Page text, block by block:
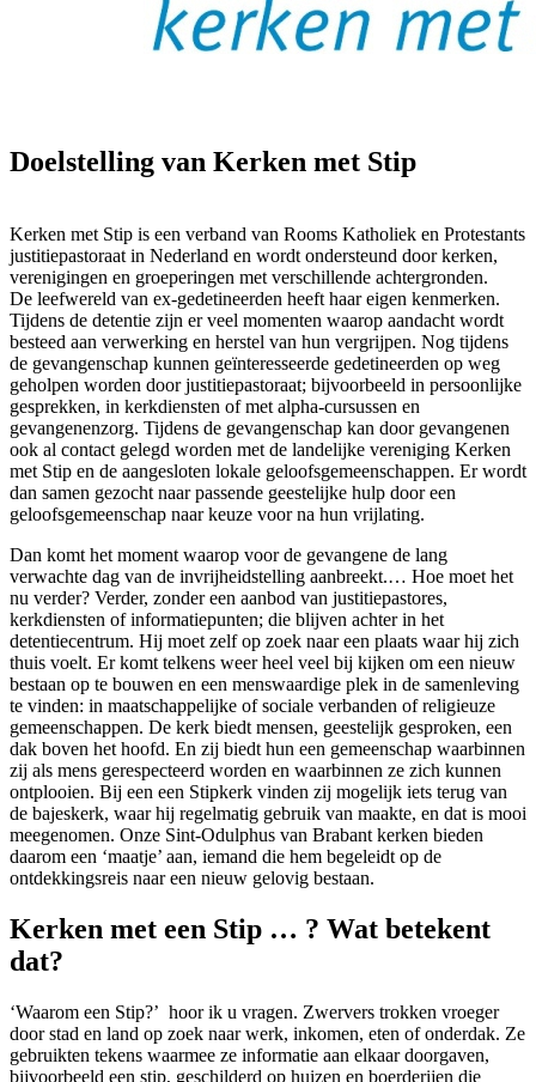
Doelstelling van Kerken met Stip
Kerken met Stip is een verband van Rooms Katholiek en Protestants
justitiepastoraat in Nederland en wordt ondersteund door kerken,
verenigingen en groeperingen met verschillende achtergronden.
De leefwereld van ex-gedetineerden heeft haar eigen kenmerken.
Tijdens de detentie zijn er veel momenten waarop aandacht wordt
besteed aan verwerking en herstel van hun vergrijpen. Nog tijdens
de gevangenschap kunnen geïnteresseerde gedetineerden op weg
geholpen worden door justitiepastoraat; bijvoorbeeld in persoonlijke
gesprekken, in kerkdiensten of met alpha-cursussen en
gevangenenzorg. Tijdens de gevangenschap kan door gevangenen
ook al contact gelegd worden met de landelijke vereniging Kerken
met Stip en de aangesloten lokale geloofsgemeenschappen. Er wordt
dan samen gezocht naar passende geestelijke hulp door een
geloofsgemeenschap naar keuze voor na hun vrijlating.
Dan komt het moment waarop voor de gevangene de lang
verwachte dag van de invrijheidstelling aanbreekt.… Hoe moet het
nu verder? Verder, zonder een aanbod van justitiepastores,
kerkdiensten of informatiepunten; die blijven achter in het
detentiecentrum. Hij moet zelf op zoek naar een plaats waar hij zich
thuis voelt. Er komt telkens weer heel veel bij kijken om een nieuw
bestaan op te bouwen en een menswaardige plek in de samenleving
te vinden: in maatschappelijke of sociale verbanden of religieuze
gemeenschappen. De kerk biedt mensen, geestelijk gesproken, een
dak boven het hoofd. En zij biedt hun een gemeenschap waarbinnen
zij als mens gerespecteerd worden en waarbinnen ze zich kunnen
ontplooien. Bij een een Stipkerk vinden zij mogelijk iets terug van
de bajeskerk, waar hij regelmatig gebruik van maakte, en dat is mooi
meegenomen. Onze Sint-Odulphus van Brabant kerken bieden
daarom een ‘maatje’ aan, iemand die hem begeleidt op de
ontdekkingsreis naar een nieuw gelovig bestaan.
Kerken met een Stip … ? Wat betekent
dat?
‘Waarom een Stip?’ hoor ik u vragen. Zwervers trokken vroeger
door stad en land op zoek naar werk, inkomen, eten of onderdak. Ze
gebruikten tekens waarmee ze informatie aan elkaar doorgaven,
bijvoorbeeld een stip, geschilderd op huizen en boerderijen die